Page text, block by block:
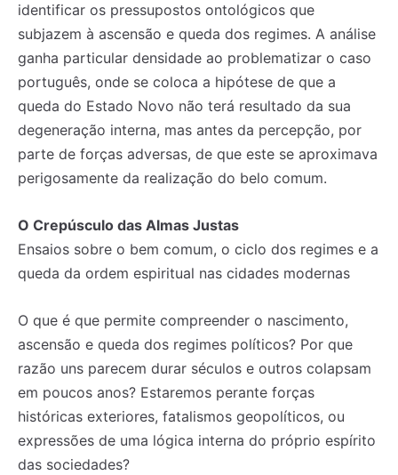
identificar os pressupostos ontológicos que
subjazem à ascensão e queda dos regimes. A análise
ganha particular densidade ao problematizar o caso
português, onde se coloca a hipótese de que a
queda do Estado Novo não terá resultado da sua
degeneração interna, mas antes da percepção, por
parte de forças adversas, de que este se aproximava
perigosamente da realização do belo comum.
O Crepúsculo das Almas Justas
Ensaios sobre o bem comum, o ciclo dos regimes e a
queda da ordem espiritual nas cidades modernas
O que é que permite compreender o nascimento,
ascensão e queda dos regimes políticos? Por que
razão uns parecem durar séculos e outros colapsam
em poucos anos? Estaremos perante forças
históricas exteriores, fatalismos geopolíticos, ou
expressões de uma lógica interna do próprio espírito
das sociedades?